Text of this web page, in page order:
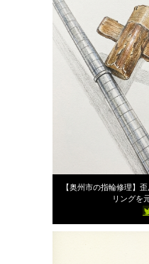
【奥州市の指輪修理】
リングを